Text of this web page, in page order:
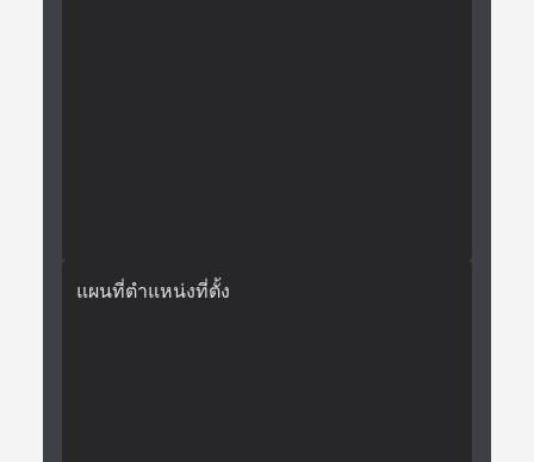
แผนที่ตำแหน่งที่ตั้ง